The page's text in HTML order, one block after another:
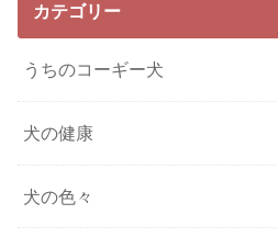
カテゴリー
うちのコーギー犬
犬の健康
犬の色々